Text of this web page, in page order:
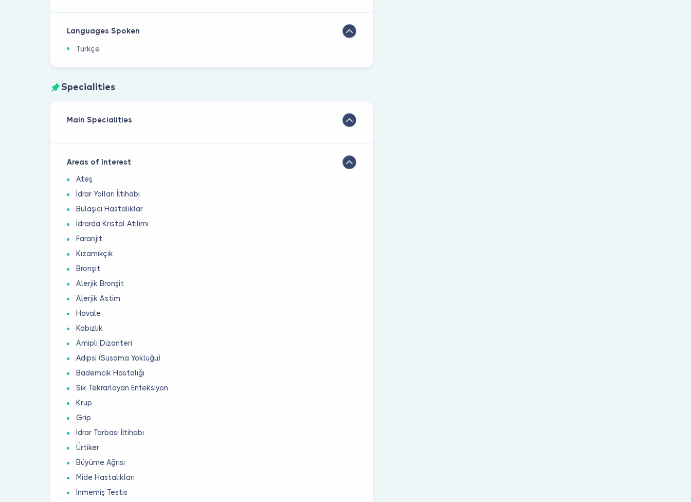
Languages Spoken
Türkçe
Specialities
Main Specialities
Areas of Interest
Ateş
İdrar Yolları İltihabı
Bulaşıcı Hastalıklar
İdrarda Kristal Atılımı
Faranjit
Kızamıkçık
Bronşit
Alerjik Bronşit
Alerjik Astim
Havale
Kabızlık
Amipli Dizanteri
Adipsi (Susama Yokluğu)
Bademcik Hastalığı
Sık Tekrarlayan Enfeksiyon
Krup
Grip
İdrar Torbası İltihabı
Ürtiker
Büyüme Ağrısı
Mide Hastalıkları
İnmemiş Testis